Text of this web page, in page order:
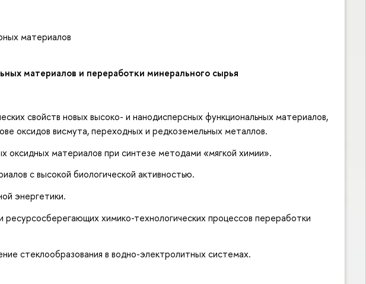
материалов
материалов и переработки минерального сырья
свойств новых высоко- и нанодисперсных функциональных материалов,
оксидов висмута, переходных и редкоземельных металлов.
материалов при синтезе методами «мягкой химии».
с высокой биологической активностью.
энергетики.
химико-технологических процессов переработки
стеклообразования в водно-электролитных системах.